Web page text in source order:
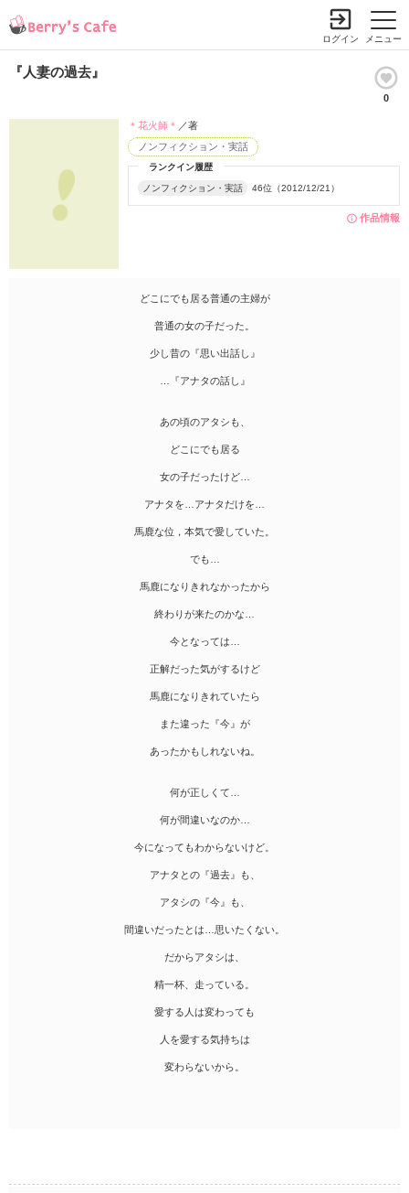
メニュー
ログイン
『人妻の過去』
0
作品情報
ランクイン履歴
ノンフィクション・実話 46位（2012/12/21）
ノンフィクション・実話
＊花火師＊ ／著
どこにでも居る普通の主婦が
普通の女の子だった。
少し昔の『思い出話し』
…『アナタの話し』
あの頃のアタシも、
どこにでも居る
女の子だったけど…
アナタを…アナタだけを…
馬鹿な位，本気で愛していた。
でも…
馬鹿になりきれなかったから
終わりが来たのかな…
今となっては…
正解だった気がするけど
馬鹿になりきれていたら
また違った『今』が
あったかもしれないね。
何が正しくて…
何が間違いなのか…
今になってもわからないけど。
アナタとの『過去』も、
アタシの『今』も、
間違いだったとは…思いたくない。
だからアタシは、
精一杯、走っている。
愛する人は変わっても
人を愛する気持ちは
変わらないから。